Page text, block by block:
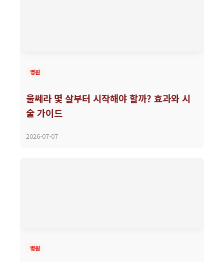
병원
울쎄라 몇 살부터 시작해야 할까? 효과와 시
술 가이드
2026-07-07
병원